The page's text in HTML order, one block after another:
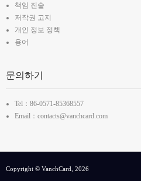
책임 진술
저작권 고지
개인 정보 정책
용어
문의하기
Tel：86-0571-85368557
Email：contacts@vanchcard.com
Copyright © VanchCard, 2026